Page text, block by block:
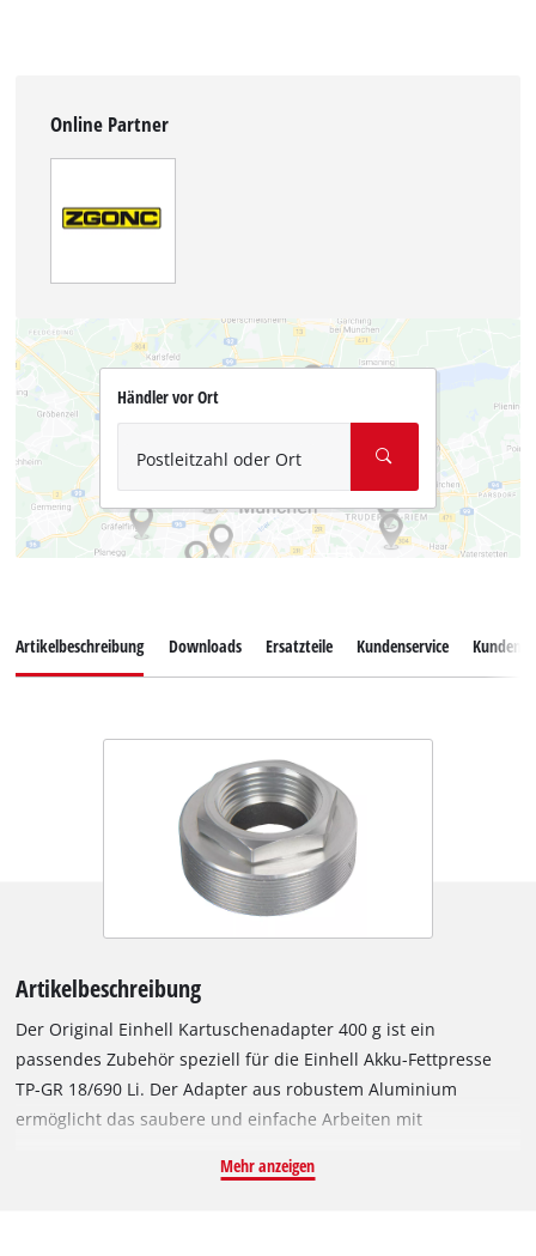
Online Partner
Händler vor Ort
Postleitzahl oder Ort
Artikelbeschreibung Downloads Ersatzteile Kundenservice
Artikelbeschreibung
Der Original Einhell Kartuschenadapter 400 g ist ein
passendes Zubehör speziell für die Einhell Akku-Fettpresse
TP-GR 18/690 Li. Der Adapter aus robustem Aluminium
ermöglicht das saubere und einfache Arbeiten mit
Aufwand. Die Montage ist denkbar einfach: Adapter in die
Mehr anzeigen